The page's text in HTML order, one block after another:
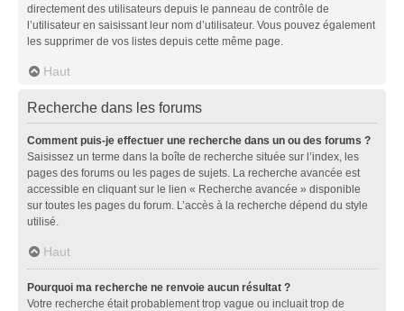
directement des utilisateurs depuis le panneau de contrôle de
l’utilisateur en saisissant leur nom d’utilisateur. Vous pouvez également
les supprimer de vos listes depuis cette même page.
Haut
Recherche dans les forums
Comment puis-je effectuer une recherche dans un ou des forums ?
Saisissez un terme dans la boîte de recherche située sur l’index, les
pages des forums ou les pages de sujets. La recherche avancée est
accessible en cliquant sur le lien « Recherche avancée » disponible
sur toutes les pages du forum. L’accès à la recherche dépend du style
utilisé.
Haut
Pourquoi ma recherche ne renvoie aucun résultat ?
Votre recherche était probablement trop vague ou incluait trop de